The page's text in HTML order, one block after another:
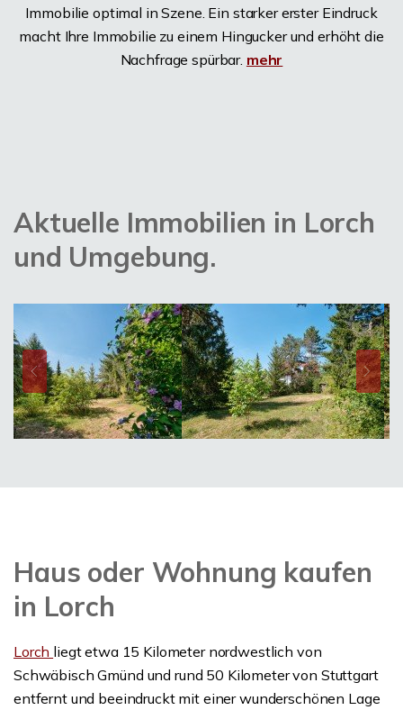
Immobilie optimal in Szene. Ein starker erster Eindruck
macht Ihre Immobilie zu einem Hingucker und erhöht die
Nachfrage spürbar. mehr
Aktuelle Immobilien in Lorch
und Umgebung.
Haus oder Wohnung kaufen
in Lorch
Lorch liegt etwa 15 Kilometer nordwestlich von
Schwäbisch Gmünd und rund 50 Kilometer von Stuttgart
entfernt und beeindruckt mit einer wunderschönen Lage